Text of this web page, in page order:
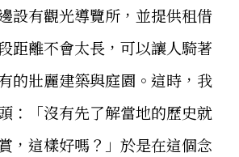
設有觀光導覽所，並提供租借
距離不會太長，可以讓人騎著
的壯麗建築與庭園。這時，我
：「沒有先了解當地的歷史就
，這樣好嗎？」於是在這個念